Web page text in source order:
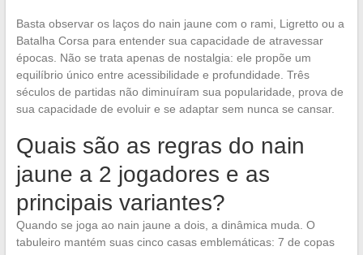
Basta observar os laços do nain jaune com o rami, Ligretto ou a
Batalha Corsa para entender sua capacidade de atravessar
épocas. Não se trata apenas de nostalgia: ele propõe um
equilíbrio único entre acessibilidade e profundidade. Três
séculos de partidas não diminuíram sua popularidade, prova de
sua capacidade de evoluir e se adaptar sem nunca se cansar.
Quais são as regras do nain
jaune a 2 jogadores e as
principais variantes?
Quando se joga ao nain jaune a dois, a dinâmica muda. O
tabuleiro mantém suas cinco casas emblemáticas: 7 de copas